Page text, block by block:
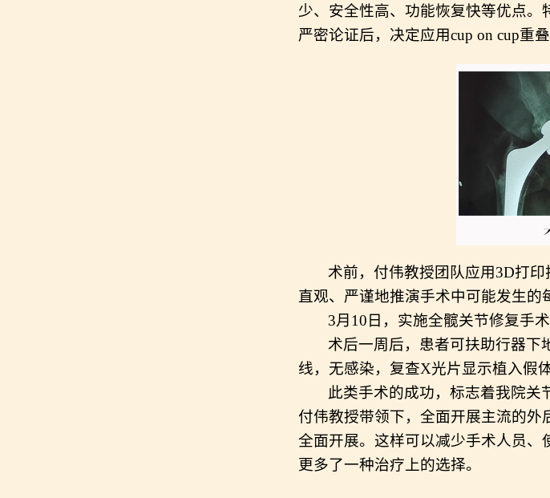
少、安全性高、功能恢复快等优点
严密论证后，决定应用cup on cup重
术前，付伟教授团队应用3D打印
直观、严谨地推演手术中可能发生的
3月10日，实施全髋关节修复手
术后一周后，患者可扶助行器下
线，无感染，复查X光片显示植入假
此类手术的成功，标志着我院关
付伟教授带领下，全面开展主流的外
全面开展。这样可以减少手术人员、
更多了一种治疗上的选择。